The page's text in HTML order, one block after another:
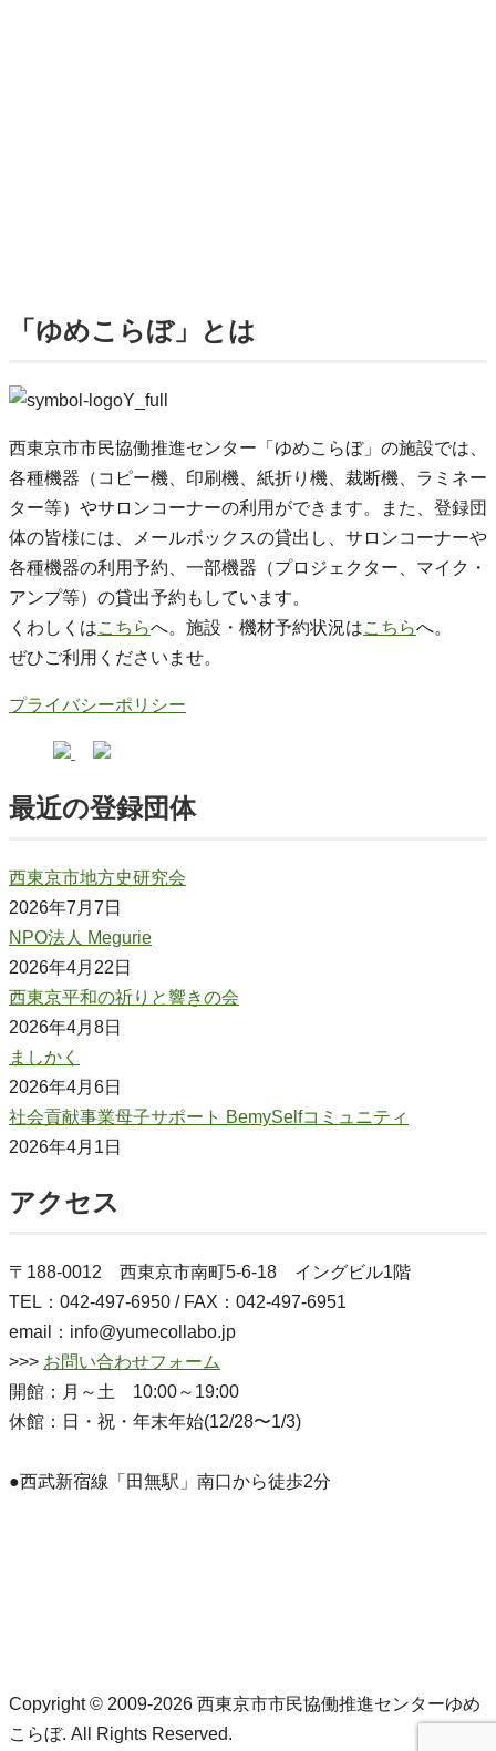
「ゆめこらぼ」とは
西東京市市民協働推進センター「ゆめこらぼ」の施設では、
各種機器（コピー機、印刷機、紙折り機、裁断機、ラミネー
ター等）やサロンコーナーの利用ができます。また、登録団
体の皆様には、メールボックスの貸出し、サロンコーナーや
各種機器の利用予約、一部機器（プロジェクター、マイク・
アンプ等）の貸出予約もしています。
くわしくはこちらへ。施設・機材予約状況はこちらへ。
ぜひご利用くださいませ。
プライバシーポリシー
最近の登録団体
西東京市地方史研究会
2026年7月7日
NPO法人 Megurie
2026年4月22日
西東京平和の祈りと響きの会
2026年4月8日
ましかく
2026年4月6日
社会貢献事業母子サポート BemySelfコミュニティ
2026年4月1日
アクセス
〒188-0012 西東京市南町5-6-18 イングビル1階
TEL：042-497-6950 / FAX：042-497-6951
email：info@yumecollabo.jp
>>> お問い合わせフォーム
開館：月～土 10:00～19:00
休館：日・祝・年末年始(12/28〜1/3)
●西武新宿線「田無駅」南口から徒歩2分
Copyright © 2009-2026 西東京市市民協働推進センターゆめ
こらぼ. All Rights Reserved.